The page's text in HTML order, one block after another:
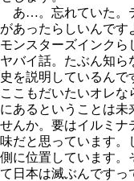
あ…。忘れていた。
があったらしいんです
モンスターズインクら
ヤバイ話。たぶん知
史を説明しているん
ここもだいたいオレ
にあるということは未
せんか。要はイルミナ
味だと思っています
側に位置しています。
て日本は滅ぶんですっ